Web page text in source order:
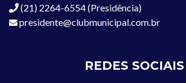
(21) 2264-6554 (Presidência)
presidente@clubmunicipal.com.br
REDES SOCIAIS